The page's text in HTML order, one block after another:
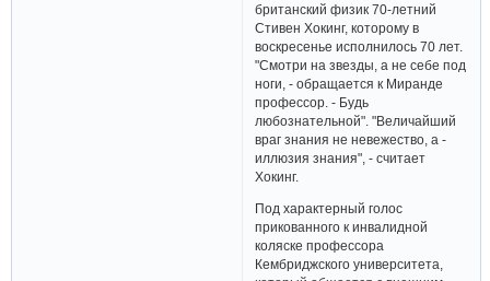
британский физик 70-летний
Стивен Хокинг, которому в
воскресенье исполнилось 70 лет.
"Смотри на звезды, а не себе под
ноги, - обращается к Миранде
профессор. - Будь
любознательной". "Величайший
враг знания не невежество, а -
иллюзия знания", - считает
Хокинг.
Под характерный голос
прикованного к инвалидной
коляске профессора
Кембриджского университета,